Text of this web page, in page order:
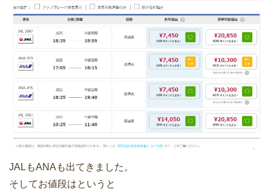
JALもANAも出てきました。
そしてお値段はというと